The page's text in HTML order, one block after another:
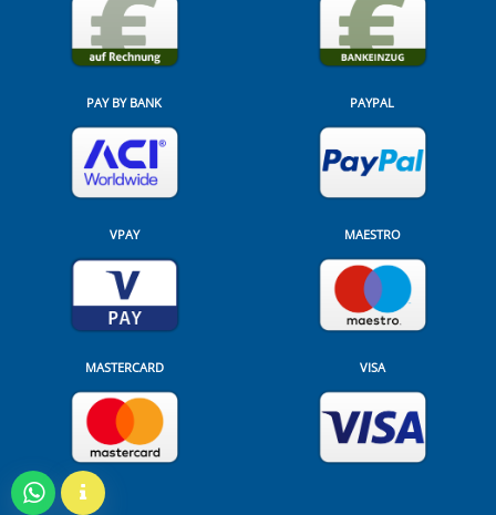
PAY BY BANK PAYPAL
VPAY MAESTRO
MASTERCARD VISA